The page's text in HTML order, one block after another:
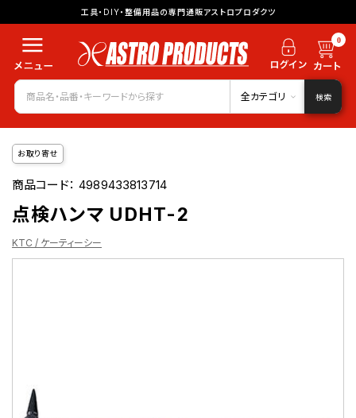
工具・DIY・整備用品の専門通販アストロプロダクツ
0
全カテゴリ 検索
お取り寄せ
商品コード：4989433813714
点検ハンマ UDHT-2
KTC / ケーティーシー